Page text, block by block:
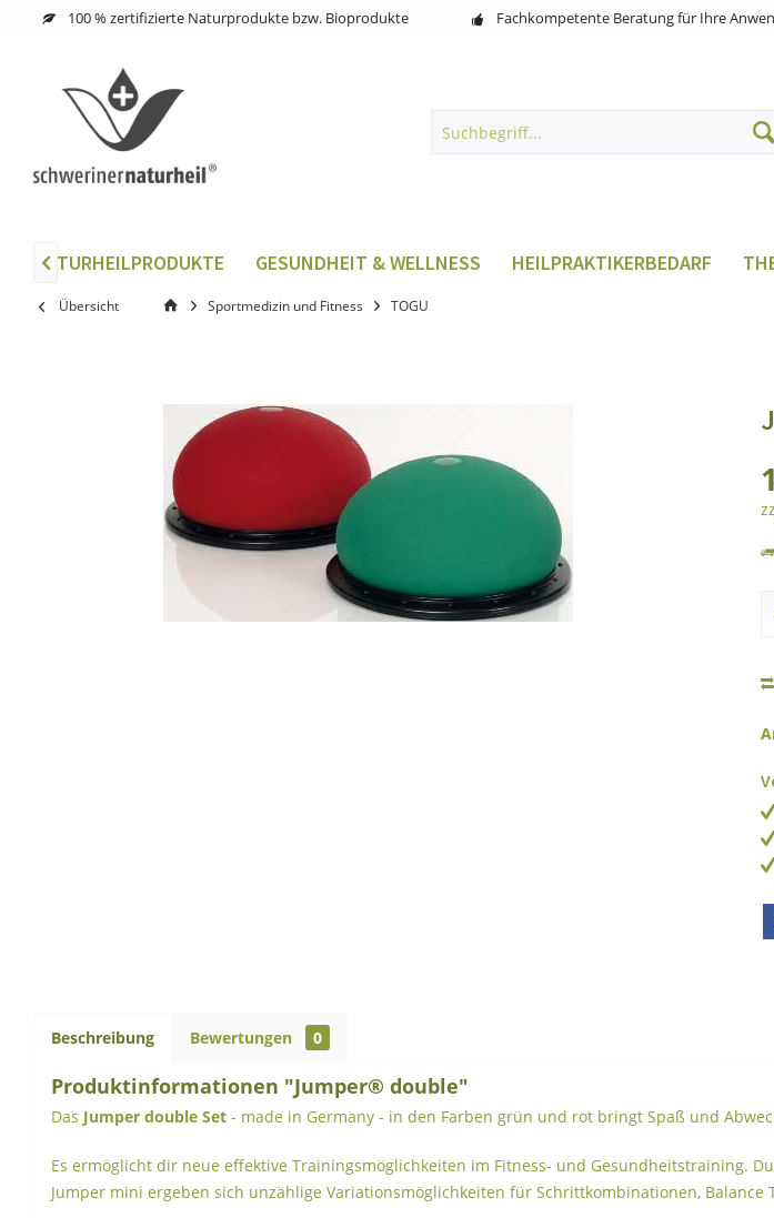
100 % zertifizierte Naturprodukte bzw. Bioprodukte Fachkompetente Beratung für Ihre
NATURHEILPRODUKTE GESUNDHEIT & WELLNESS HEILPRAKTIKERBEDARF

Übersicht Sportmedizin und Fitness TOGU
Beschreibung Bewertungen 0
Produktinformationen "Jumper® double"
Das Jumper double Set - made in Germany - in den Farben grün und rot bringt Spaß und
Es ermöglicht dir neue effektive Trainingsmöglichkeiten im Fitness- und Gesundheitstraining.
Jumper mini ergeben sich unzählige Variationsmöglichkeiten für Schrittkombinationen,